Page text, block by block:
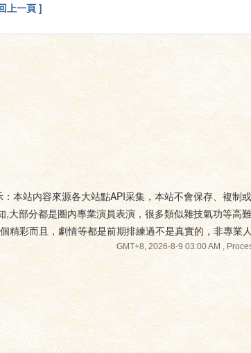
上一頁 ]
：本站内容來源各大站點API采集，本站不會保存、複制
大部分都是圈内專業演員表演，很多類似雜技氣功等高
精彩而且，劇情等都是前期排練過不是真實的，非專業
GMT+8, 2026-8-9 03:00 AM,